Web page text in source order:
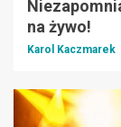
na żywo!
Karol Kaczmarek